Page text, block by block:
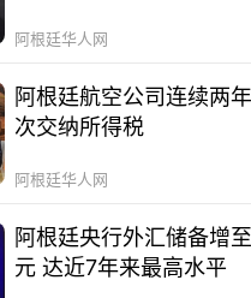
阿根廷华人网
阿根廷航空公司连续两
次交纳所得税
阿根廷华人网
阿根廷央行外汇储备增
元 达近7年来最高水平